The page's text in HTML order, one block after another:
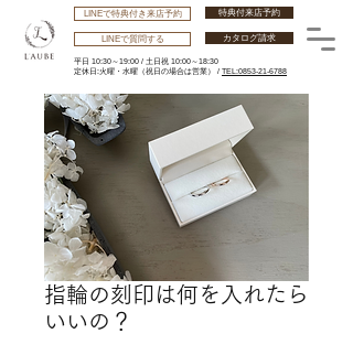
特典付来店予約
LINEで特典付き来店予約
カタログ請求
平日 10:30～19:00 / 土日祝 10:00～18:30
​定休日:火曜・水曜 （祝日の場合は営業） / TEL:0853-21-6788
LINEで質問する
指輪の刻印は何を入れたら
いいの？